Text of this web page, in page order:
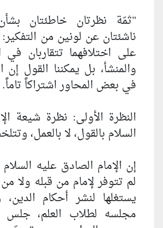
"ثمّة نظرتان خاطئتان
ناشئتان عن لونين من
على اختلافهما تتقاربان
والمنشأ، بل يمكننا القول إن
في بعض المحاور اشتراكاً تاماً.
النظرة الأولى: نظرة شيعة
السلام بالقول، لا بالعمل،
إن الإمام الصادق عليه
لم تتوفر لإمام من قبله ولا
يستغلها لنشر أحكام
مجلسه لطلاب العلم،